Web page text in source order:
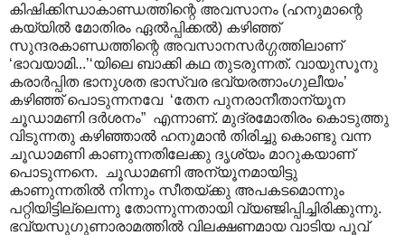
കിഷിക്കിന്ധാകാണ്ഡത്തിന്റെ അവസാനം (ഹനുമാന്റെ
കയ്യിൽ മോതിരം ഏൽ‌പ്പിക്കൽ) കഴിഞ്ഞ്
സുന്ദരകാണ്ഡത്തിന്റെ അവസാനസർഗ്ഗത്തിലാണ്
‘ഭാവയാമി...’‘യിലെ ബാക്കി കഥ തുടരുന്നത്. വായുസൂനു
കരാർപ്പിത ഭാനുശത ഭാസ്വര ഭവ്യരത്നാംഗുലീയം’
കഴിഞ്ഞ് പൊടുന്നനവേ ‘തേന പുനരാനീതാന്യൂന
ചൂഡാമണി ദർശനം” എന്നാണ്. മുദ്രമോതിരം കൊടുത്തു
വിടുന്നതു കഴിഞ്ഞാൽ ഹനുമാൻ തിരിച്ചു കൊണ്ടു വന്ന
ചൂഡാമണി കാണുന്നതിലേക്കു ദൃശ്യം മാറുകയാണ്
പൊടുന്നനെ. ചൂഡാമണി അന്യൂനമായിട്ടു
കാണുന്നതിൽ നിന്നും സീതയ്ക്കു അപകടമൊന്നും
പറ്റിയിട്ടില്ലെന്നു തോന്നുന്നതായി വ്യഞ്ജിപ്പിച്ചിരിക്കുന്നു.
ഭവ്യസുഗുണാരാമത്തിൽ വിലക്ഷണമായ വാടിയ പൂവ്